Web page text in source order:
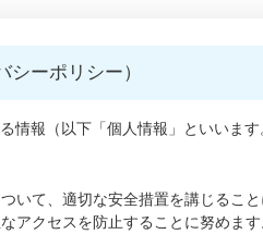
ーポリシー）
情報（以下「個人情報」といいま
いて、適切な安全措置を講じるこ
アクセスを防止することに努めます